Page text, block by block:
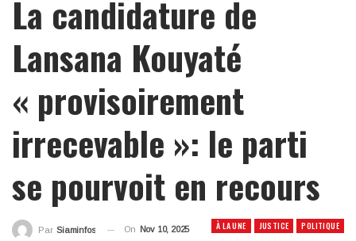
La candidature de
Lansana Kouyaté
« provisoirement
irrecevable »: le parti
se pourvoit en recours
À LA UNE JUSTICE POLITIQUE
Par Siaminfos On Nov 10, 2025